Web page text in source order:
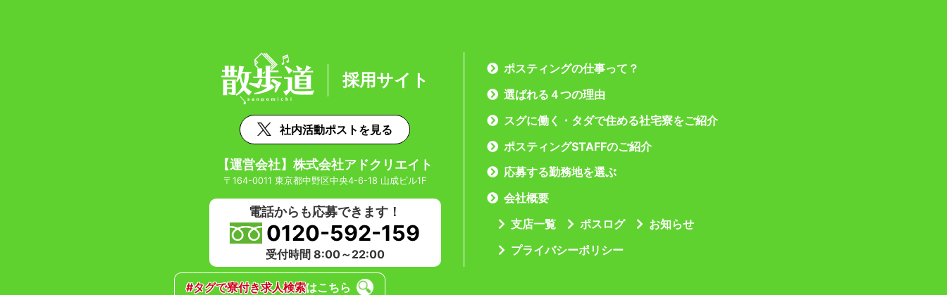
採用サイト
社内活動ポストを見る
【運営会社】株式会社アドクリエイト
〒164-0011 東京都中野区中央4-6-18 山成ビル1F
電話からも応募できます！
0120-592-159
受付時間 8:00～22:00
ポスティングの仕事って？
選ばれる４つの理由
スグに働く・タダで住める社宅寮をご紹介
ポスティングSTAFFのご紹介
応募する勤務地を選ぶ
会社概要
支店一覧
ポスログ
お知らせ
プライバシーポリシー
#タグで寮付き求人検索はこちら